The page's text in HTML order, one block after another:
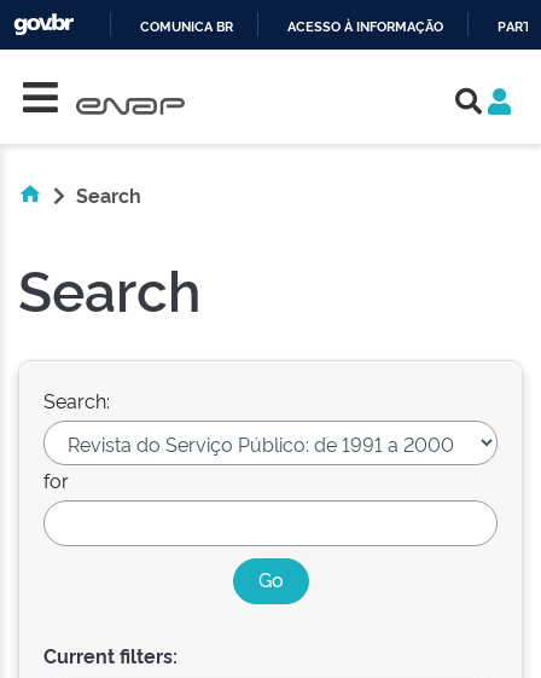
COMUNICA BR ACESSO À INFORMAÇÃO
Search
Search
Search:
for
Current filters: